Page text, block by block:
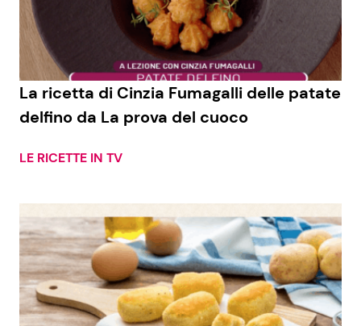
Economia
Persone Scomparse
Fiction e Serie TV
Programmi TV
Reality e Talent
ShowBiz
News Cinema
News Musica
Social News
News dal mondo
La ricetta di Cinzia Fumagalli delle patate
delfino da La prova del cuoco
LE RICETTE IN TV